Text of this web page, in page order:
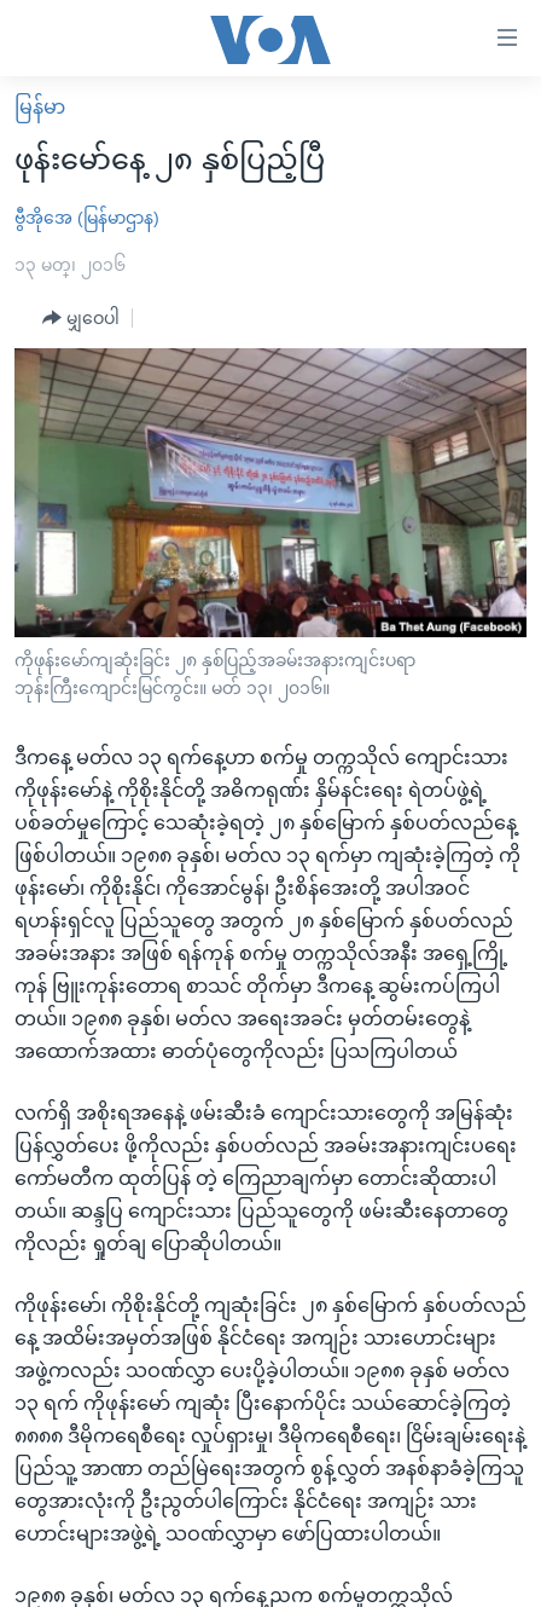
လွယ်ကူ
စေ
Link
များ
အကြောင်းအရာ
ကျော်
ပင်မ
အ
ညွန်း
စာမျက်နှာ
ကျော်
ရန်
ရှာဖွေ
နေရာ
သို့
ကျော်
မူလစာမျက်နှာ
မြန်မာ
ကမ္ဘာ့သတင်းများ
နိုင်ငံတကာ
တရုတ်
အစ္စရေး-ပါလက်စတိုင်း
ဗွီဒီယို
ရပ်ဝန်းတခု လမ်းတခု အလွန်
အင်္ဂလိပ်စာလေ့လာမယ်
အမေရိကန်သုံးအီဒီယံ
မကြေးမုံရဲ့ အင်္ဂလိပ်စာ
ရုပ်ရှင်ထဲက အင်္ဂလိပ်စာ
သုတပဒေသာ အင်္ဂလိပ်စာ
အပတ်စဉ်ကဏ္ဍများ
တီဗွီ
ရေဒီယိုနှင့်ရုပ်သံ အချက်အလက်များ
ရေဒီယို/တီဗွီအစီအစဉ်
Learning English
ဗွီအိုအေ လူမှုကွန်ယက်များ
ဘာသာစကားများ
မြန်မာ
ဖုန်းမော်နေ့ ၂၈ နှစ်ပြည့်ပြီ
ဗွီအိုအေ (မြန်မာဌာန)
၁၃ မတ္၊ ၂၀၁၆
မျှဝေပါ
ကိုဖုန်းမော်ကျဆုံးခြင်း ၂၈ နှစ်ပြည့်အခမ်းအနားကျင်းပရာ
ဘုန်းကြီးကျောင်းမြင်ကွင်း။ မတ် ၁၃၊ ၂၀၁၆။
ဒီကနေ့ မတ်လ ၁၃ ရက်နေ့ဟာ စက်မှု တက္ကသိုလ် ကျောင်းသား
ကိုဖုန်းမော်နဲ့ ကိုစိုးနိုင်တို့ အဓိကရုဏ်း နှိမ်နင်းရေး ရဲတပ်ဖွဲ့ရဲ့
ပစ်ခတ်မှုကြောင့် သေဆုံးခဲ့ရတဲ့ ၂၈ နှစ်မြောက် နှစ်ပတ်လည်နေ့
ဖြစ်ပါတယ်။ ၁၉၈၈ ခုနှစ်၊ မတ်လ ၁၃ ရက်မှာ ကျဆုံးခဲ့ကြတဲ့ ကို
ဖုန်းမော်၊ ကိုစိုးနိုင်၊ ကိုအောင်မွန်၊ ဦးစိန်အေးတို့ အပါအဝင်
ရဟန်းရှင်လူ ပြည်သူတွေ အတွက် ၂၈ နှစ်မြောက် နှစ်ပတ်လည်
အခမ်းအနား အဖြစ် ရန်ကုန် စက်မှု တက္ကသိုလ်အနီး အရှေ့ကြို့
ကုန် ဗြူးကုန်းတောရ စာသင် တိုက်မှာ ဒီကနေ့ ဆွမ်းကပ်ကြပါ
တယ်။ ၁၉၈၈ ခုနှစ်၊ မတ်လ အရေးအခင်း မှတ်တမ်းတွေနဲ့
အထောက်အထား ဓာတ်ပုံတွေကိုလည်း ပြသကြပါတယ်
လက်ရှိ အစိုးရအနေနဲ့ ဖမ်းဆီးခံ ကျောင်းသားတွေကို အမြန်ဆုံး
ပြန်လွှတ်ပေး ဖို့ကိုလည်း နှစ်ပတ်လည် အခမ်းအနားကျင်းပရေး
ကော်မတီက ထုတ်ပြန် တဲ့ ကြေညာချက်မှာ တောင်းဆိုထားပါ
တယ်။ ဆန္ဒပြ ကျောင်းသား ပြည်သူတွေကို ဖမ်းဆီးနေတာတွေ
ကိုလည်း ရှုတ်ချ ပြောဆိုပါတယ်။
ကိုဖုန်းမော်၊ ကိုစိုးနိုင်တို့ ကျဆုံးခြင်း ၂၈ နှစ်မြောက် နှစ်ပတ်လည်
နေ့ အထိမ်းအမှတ်အဖြစ် နိုင်ငံရေး အကျဉ်း သားဟောင်းများ
အဖွဲ့ကလည်း သဝဏ်လွှာ ပေးပို့ခဲ့ပါတယ်။ ၁၉၈၈ ခုနှစ် မတ်လ
၁၃ ရက် ကိုဖုန်းမော် ကျဆုံး ပြီးနောက်ပိုင်း သယ်ဆောင်ခဲ့ကြတဲ့
၈၈၈၈ ဒီမိုကရေစီရေး လှုပ်ရှားမှု၊ ဒီမိုကရေစီရေး၊ ငြိမ်းချမ်းရေးနဲ့
ပြည်သူ့ အာဏာ တည်မြဲရေးအတွက် စွန့်လွှတ် အနစ်နာခံခဲ့ကြသူ
တွေအားလုံးကို ဦးညွတ်ပါကြောင်း နိုင်ငံရေး အကျဉ်း သား
ဟောင်းများအဖွဲ့ရဲ့ သဝဏ်လွှာမှာ ဖော်ပြထားပါတယ်။
၁၉၈၈ ခုနှစ်၊ မတ်လ ၁၃ ရက်နေ့ညက စက်မှုတက္ကသိုလ်